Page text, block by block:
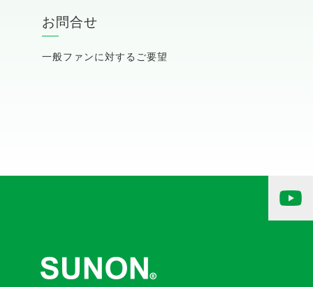
お問合せ
一般ファンに対するご要望